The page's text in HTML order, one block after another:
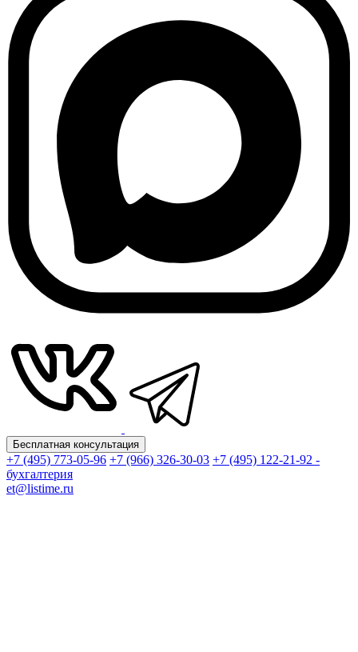
Бесплатная консультация
+7 (495) 773-05-96 +7 (966) 326-30-03 +7 (495) 122-21-92 -
бухгалтерия
et@listime.ru